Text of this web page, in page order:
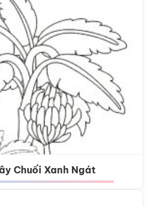
Chuối Xanh Ngát